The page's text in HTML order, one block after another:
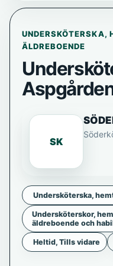
UNDERSKÖTERSKA,
ÄLDREBOENDE
SK
Undersköterska,
Undersköterskor,
äldreboende och
Heltid, Tills vidare